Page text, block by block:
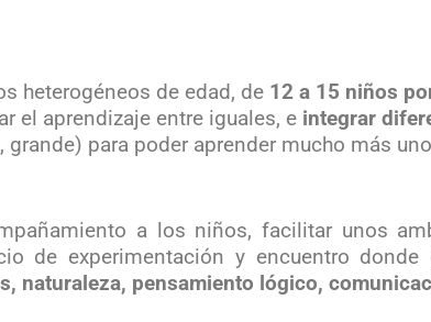
heterogéneos de edad, de 12 a 15 niños
el aprendizaje entre iguales, e integrar
para poder aprender mucho más
a los niños, facilitar unos
de experimentación y encuentro donde
naturaleza, pensamiento lógico,